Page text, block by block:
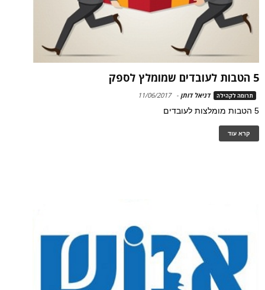
5 הטבות לעובדים שמומלץ לספק
תרומה לקהילה דניאל דותן -
11/06/2017
5 הטבות מומלצות לעובדים
קרא עוד